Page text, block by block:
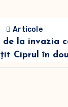
Articole
de la invazia
Ciprul în